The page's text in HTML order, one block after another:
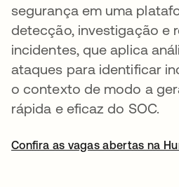
segurança em uma
detecção, investigação e
incidentes, que aplica
ataques para identificar
o contexto de modo a
rápida e eficaz do SOC.
Confira as vagas abertas na